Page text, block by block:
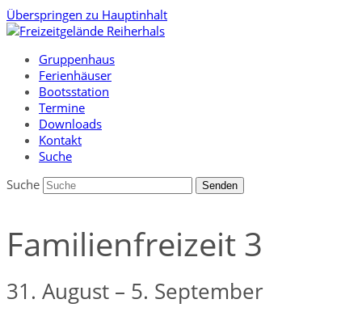
Überspringen zu Hauptinhalt
Gruppenhaus
Ferienhäuser
Bootsstation
Termine
Downloads
Kontakt
Suche
Suche
Senden
Familienfreizeit 3
31. August – 5. September